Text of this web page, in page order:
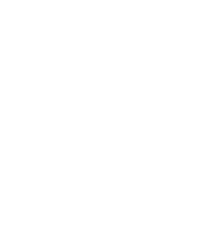
Aspekten. Im
unter den Mitarbeitenden
und qualitativ hochwertige
dass das Bewusstsein wächst.
Linie „Go Green“, bei der
dreimal die Woche anbieten. Im
wollen Sie künftig in
unter anderem Foodsaver-
für den halben Preis